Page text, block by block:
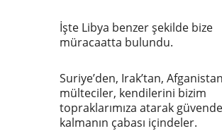
İşte Libya benzer şekilde bize
müracaatta bulundu.
Suriye’den, Irak’tan,
mülteciler, kendilerini bizim
topraklarımıza atarak güvende
kalmanın çabası içindeler.